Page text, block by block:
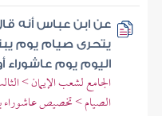
عن ابن عباس أنه
يتحرى صيام يوم
اليوم يوم
الجامع لشعب الإيمان >
الصيام > تخصيص عاشوراء